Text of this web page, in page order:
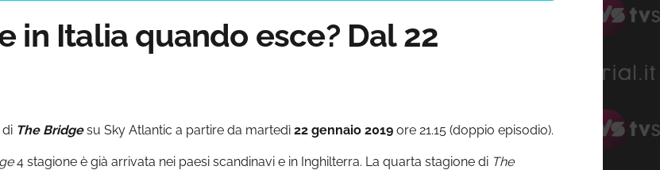
in Italia quando esce? Dal 22
The Bridgesu Sky Atlantic a partire da martedì 22 gennaio 2019 ore 21.15 (doppio episodio).
4 stagione è già arrivata nei paesi scandinavi e in Inghilterra. La quarta stagione di The